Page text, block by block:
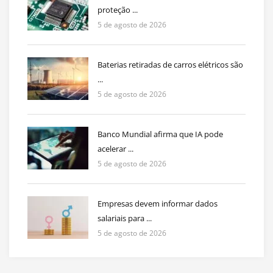
proteção ...
5 de agosto de 2026
Baterias retiradas de carros elétricos são
...
5 de agosto de 2026
Banco Mundial afirma que IA pode
acelerar ...
5 de agosto de 2026
Empresas devem informar dados
salariais para ...
5 de agosto de 2026